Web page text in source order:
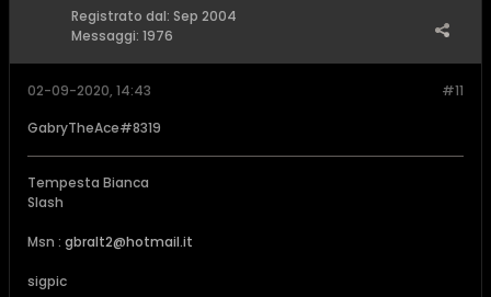
Registrato dal: Sep 2004
Messaggi: 1976
#11
02-09-2020, 14:43
GabryTheAce#8319
Tempesta Bianca
Slash
Msn : gbralt2@hotmail.it
sigpic